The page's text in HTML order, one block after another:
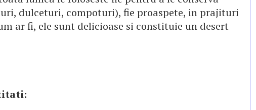
dulceturi, compoturi), fie proaspete, in prajituri
ar fi, ele sunt delicioase si constituie un desert